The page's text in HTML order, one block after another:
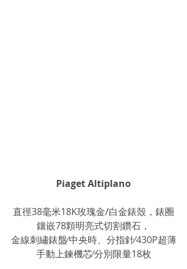
Piaget Altiplano
直徑38毫米18K玫瑰金/白金錶殼，錶圈
鑲嵌78顆明亮式切割鑽石，
金線刺繡錶盤∕中央時、分指針∕430P超薄
手動上鍊機芯∕分別限量18枚